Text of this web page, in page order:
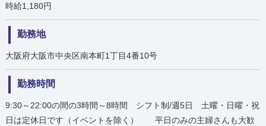
時給1,180円
勤務地
大阪府大阪市中央区南本町1丁目4番10号
勤務時間
9:30～22:00の間の3時間～8時間 シフト制/週5日 土曜・日曜・祝
日は定休日です（イベントを除く） 平日のみの主婦さんも大歓